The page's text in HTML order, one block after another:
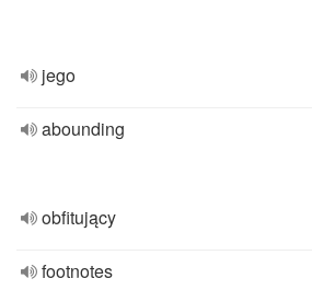
jego
abounding
obfitujący
footnotes